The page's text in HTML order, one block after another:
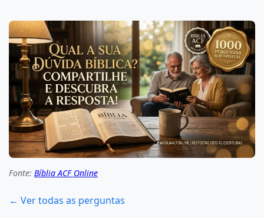
Fonte: Bíblia ACF Online
← Ver todas as perguntas